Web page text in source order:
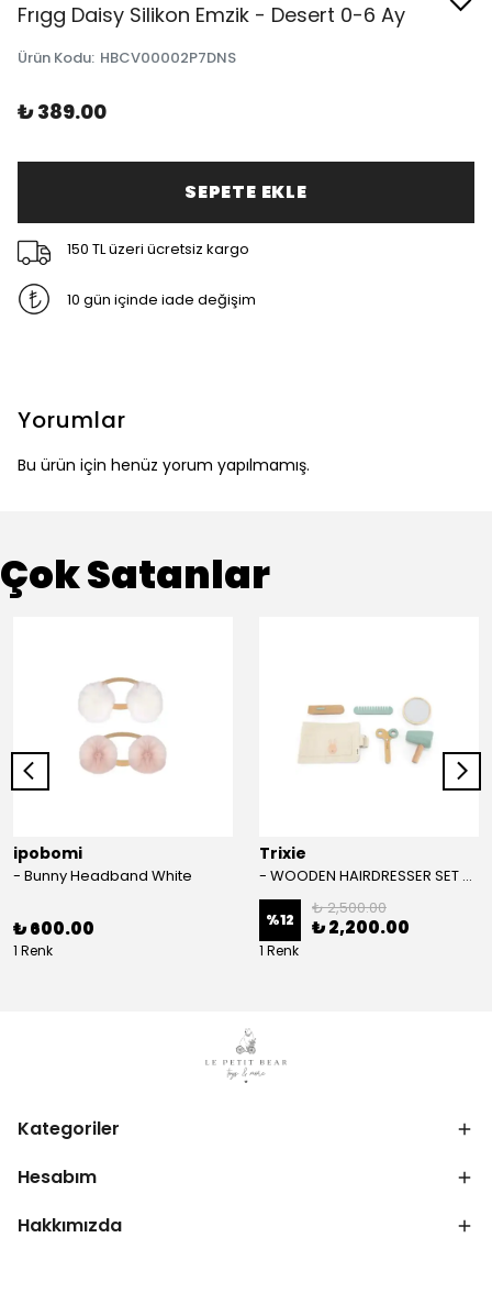
Frıgg Daisy Silikon Emzik - Desert 0-6 Ay
Ürün Kodu: HBCV00002P7DNS
₺ 389.00
SEPETE EKLE
150 TL üzeri ücretsiz kargo
10 gün içinde iade değişim
Yorumlar
Bu ürün için henüz yorum yapılmamış.
Çok Satanlar
ipobomi
- Bunny Headband White
₺ 600.00
1 Renk
Trixie
- WOODEN HAIRDRESSER SET - AHŞAP KUAFÖR SETİ
%12
₺ 2,500.00
₺ 2,200.00
1 Renk
Kategoriler
Hesabım
Hakkımızda